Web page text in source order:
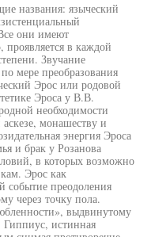
названия: языческий
они имеют
проявляется в каждой
Звучание
мере преобразования
Эрос или родовой
Эроса у В.В.
необходимости
аскезе, монашеству и
энергия Эроса
и брак у Розанова
в которых возможно
Эрос как
событие преодоления
через точку пола.
выдвинутому
истинная